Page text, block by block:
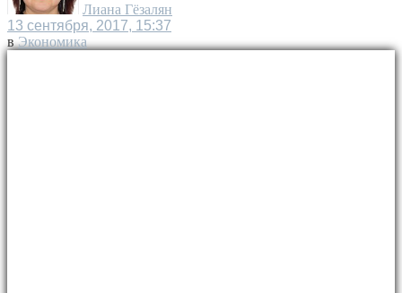
Лиана Гёзалян
13 сентября, 2017, 15:37
в Экономика